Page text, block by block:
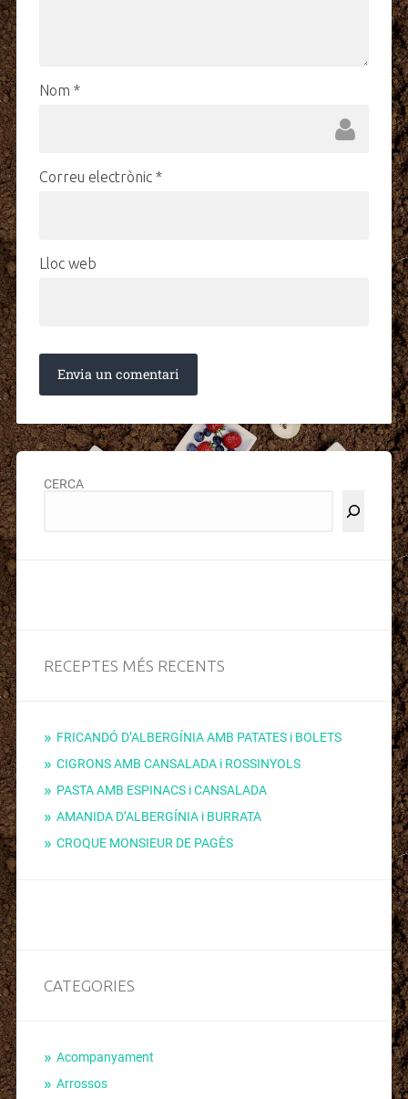
Nom *
Correu electrònic *
Lloc web
CERCA
RECEPTES MÉS RECENTS
FRICANDÓ D’ALBERGÍNIA AMB PATATES i BOLETS
CIGRONS AMB CANSALADA i ROSSINYOLS
PASTA AMB ESPINACS i CANSALADA
AMANIDA D’ALBERGÍNIA i BURRATA
CROQUE MONSIEUR DE PAGÈS
CATEGORIES
Acompanyament
Arrossos